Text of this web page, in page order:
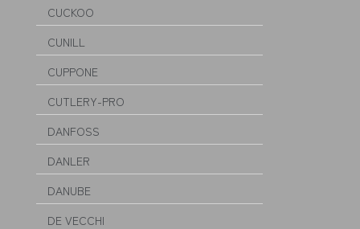
CUCKOO
CUNILL
CUPPONE
CUTLERY-PRO
DANFOSS
DANLER
DANUBE
DE VECCHI